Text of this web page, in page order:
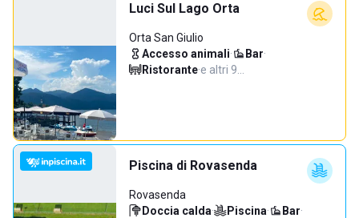
Luci Sul Lago Orta
Orta San Giulio
Accesso animali· Bar·
Ristorante·e altri 9…
Piscina di Rovasenda
Rovasenda
Doccia calda· Piscina· Bar·